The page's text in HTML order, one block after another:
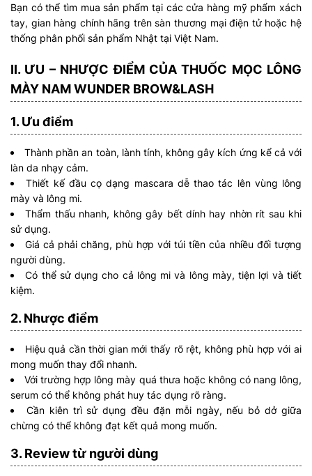
Bạn có thể tìm mua sản phẩm tại các cửa hàng mỹ phẩm xách
tay, gian hàng chính hãng trên sàn thương mại điện tử hoặc hệ
thống phân phối sản phẩm Nhật tại Việt Nam.
II. ƯU – NHƯỢC ĐIỂM CỦA THUỐC MỌC LÔNG
MÀY NAM WUNDER BROW&LASH
1. Ưu điểm
Thành phần an toàn, lành tính, không gây kích ứng kể cả với
làn da nhạy cảm.
Thiết kế đầu cọ dạng mascara dễ thao tác lên vùng lông
mày và lông mi.
Thẩm thấu nhanh, không gây bết dính hay nhờn rít sau khi
sử dụng.
Giá cả phải chăng, phù hợp với túi tiền của nhiều đối tượng
người dùng.
Có thể sử dụng cho cả lông mi và lông mày, tiện lợi và tiết
kiệm.
2. Nhược điểm
Hiệu quả cần thời gian mới thấy rõ rệt, không phù hợp với ai
mong muốn thay đổi nhanh.
Với trường hợp lông mày quá thưa hoặc không có nang lông,
serum có thể không phát huy tác dụng rõ ràng.
Cần kiên trì sử dụng đều đặn mỗi ngày, nếu bỏ dở giữa
chừng có thể không đạt kết quả mong muốn.
3. Review từ người dùng